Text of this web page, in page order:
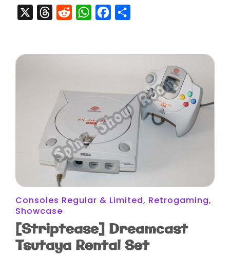
ThreadsRedditWhatsAppFacebook
Consoles Regular & Limited, Retrogaming,
Showcase
[Striptease] Dreamcast
Tsutaya Rental Set